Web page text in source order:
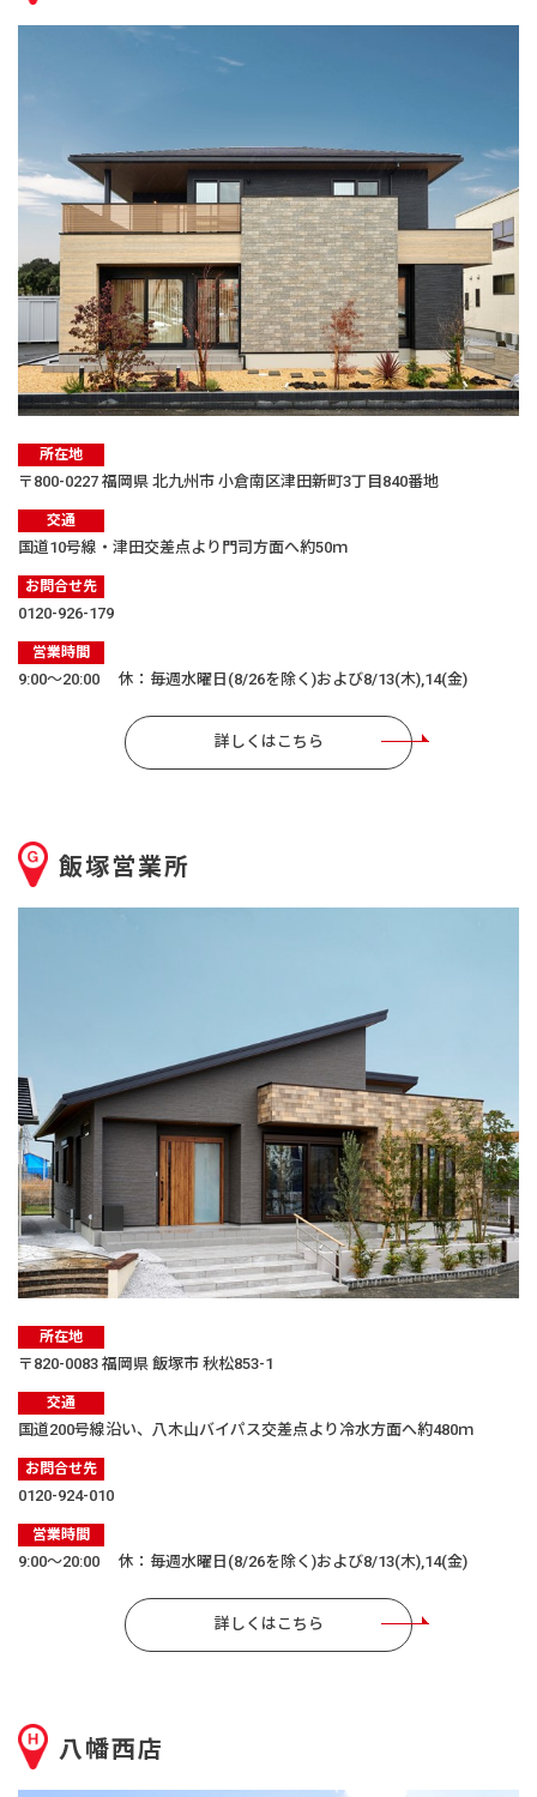
所在地
〒800-0227 福岡県 北九州市 小倉南区津田新町3丁目840番地
交通
国道10号線・津田交差点より門司方面へ約50ｍ
お問合せ先
0120-926-179
営業時間
9:00〜20:00 休：毎週水曜日(8/26を除く)および8/13(木),14(金)
詳しくはこちら
飯塚営業所
所在地
〒820-0083 福岡県 飯塚市 秋松853-1
交通
国道200号線沿い、八木山バイパス交差点より冷水方面へ約480ｍ
お問合せ先
0120-924-010
営業時間
9:00〜20:00 休：毎週水曜日(8/26を除く)および8/13(木),14(金)
詳しくはこちら
八幡西店